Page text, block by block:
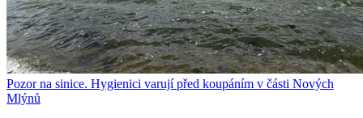
Pozor na sinice. Hygienici varují před koupáním v části Nových
Mlýnů